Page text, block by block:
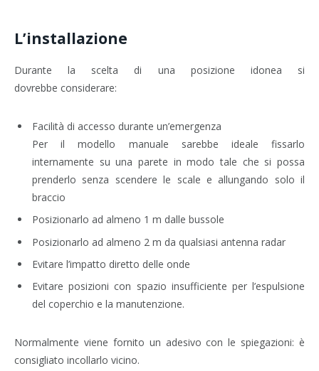
L’installazione
Durante la scelta di una posizione idonea si
dovrebbe considerare:
Facilità di accesso durante un’emergenza
Per il modello manuale sarebbe ideale fissarlo
internamente su una parete in modo tale che si possa
prenderlo senza scendere le scale e allungando solo il
braccio
Posizionarlo ad almeno 1 m dalle bussole
Posizionarlo ad almeno 2 m da qualsiasi antenna radar
Evitare l’impatto diretto delle onde
Evitare posizioni con spazio insufficiente per l’espulsione
del coperchio e la manutenzione.
Normalmente viene fornito un adesivo con le spiegazioni: è
consigliato incollarlo vicino.